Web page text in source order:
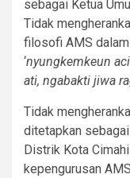
sebagai Ketua
Tidak
filosofi AMS
‘nyungkemkeun
ati, ngabakti jiwa
Tidak
ditetapkan
Distrik Kota
kepengurusan